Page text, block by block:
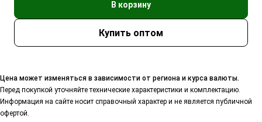
В корзину
Цена может изменяться в зависимости от региона и курса валюты.
Перед покупкой уточняйте технические характеристики и комплектацию.
Информация на сайте носит справочный характер и не является публичной
офертой.